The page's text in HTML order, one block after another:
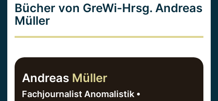
Bücher von GreWi-Hrsg. Andreas
Müller
Andreas Müller
Fachjournalist Anomalistik •